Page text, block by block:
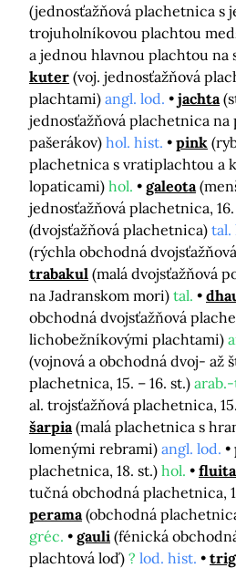
(jednosťažňová plachetnica s
trojuholníkovou plachtou
a jednou hlavnou plachtou na
kuter (voj. jednosťažňová
plachtami) angl. lod. jachta
jednosťažňová plachetnica na
pašerákov) hol. hist. pink
plachetnica s vratiplachtou a
lopaticami) hol. galeota
jednosťažňová plachetnica, 16.
(dvojsťažňová plachetnica) tal.
(rýchla obchodná
trabakul (malá dvojsťažňová
na Jadranskom mori) tal.
obchodná dvojsťažňová
lichobežníkovými plachtami)
(vojnová a obchodná dvoj- až
plachetnica, 15. – 16. st.)
al. trojsťažňová plachetnica,
šarpia (malá plachetnica s
lomenými rebrami) angl. lod.
plachetnica, 18. st.) hol. fluita
tučná obchodná plachetnica,
perama (obchodná
gréc.
gauli (fénická
plachtová loď) ? lod. hist.